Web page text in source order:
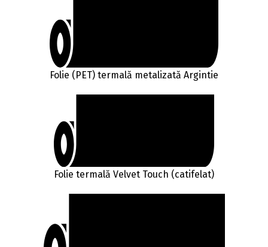
Folie (PET) termală metalizată Argintie
Folie termală Velvet Touch (catifelat)